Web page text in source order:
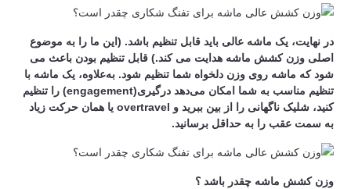
در نهایت، یک ماشه عالی باید قابل تنظیم باشد. (این ما را به موضوع
اصلی وزن کشش ماشه هدایت می کند.) قابل تنظیم بودن باعث می
شود که ماشه روی وزن دلخواه شما تنظیم شود. به‌علاوه، یک ماشه با
تنظیم مناسب به شما امکان می‌دهد درگیری(engagement) را تنظیم
کنید، شلیک ناگهانی را از بین ببرید و overtravel یا همان حرکت زیاد
به سمت عقب را به حداقل برسانید.
وزن کشش ماشه چقدر باشد ؟